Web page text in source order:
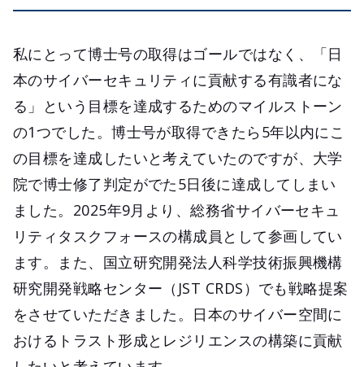
私にとって博士号の取得はゴールではなく、「日
本のサイバーセキュリティに貢献する有識者にな
る」という目標を達成するためのマイルストーン
の1つでした。博士号が取得できたら5年以内にこ
の目標を達成したいと考えていたのですが、大学
院で博士修了判定がでた5日後に達成してしまい
ました。2025年9月より、総務省サイバーセキュ
リティタスクフォースの構成員として参画してい
ます。また、国立研究開発法人科学技術振興機構
研究開発戦略センター（JST CRDS）でも戦略提案
をさせていただきました。日本のサイバー空間に
おけるトラスト形成とレジリエンスの構築に貢献